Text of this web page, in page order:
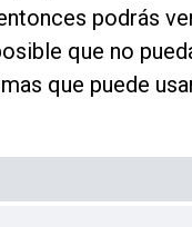
podrás
que no
que puede